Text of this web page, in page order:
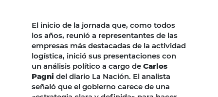
El inicio de la jornada que, como todos
los años, reunió a representantes de las
empresas más destacadas de la actividad
logística, inició sus presentaciones con
un análisis político a cargo de Carlos
Pagni del diario La Nación. El analista
señaló que el gobierno carece de una